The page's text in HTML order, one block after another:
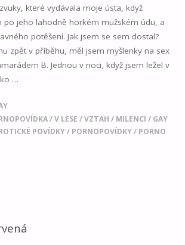
které vydávala moje ústa, když
po jeho lahodně horkém mužském údu, a
potěšení. Jak jsem se sem dostal?
zpět v příběhu, měl jsem myšlenky na sex
B. Jednou v noci, když jsem ležel v
…
/V LESE /VZTAH / MILENCI / GAY
POVÍDKY/ PORNOPOVÍDKY/ PORNO